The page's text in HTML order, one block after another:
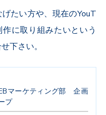
たい方や、現在のYouT
に取り組みたいという
下さい。
マーケティング部 企画
プ